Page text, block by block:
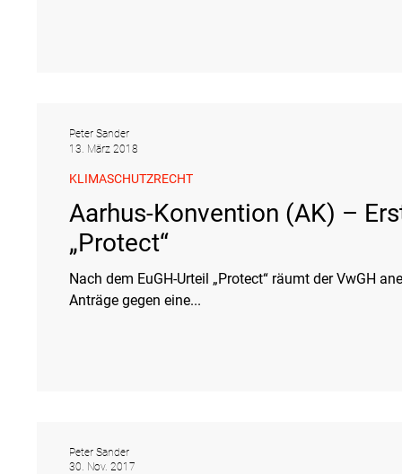
Aarhus-Konvention (AK) –
„Protect“
Nach dem EuGH-Urteil „Protect“ räumt der VwGH
Anträge gegen eine...
KLIMASCHUTZRECHT
Peter Sander
13. März 2018
Peter Sander
30. Nov. 2017